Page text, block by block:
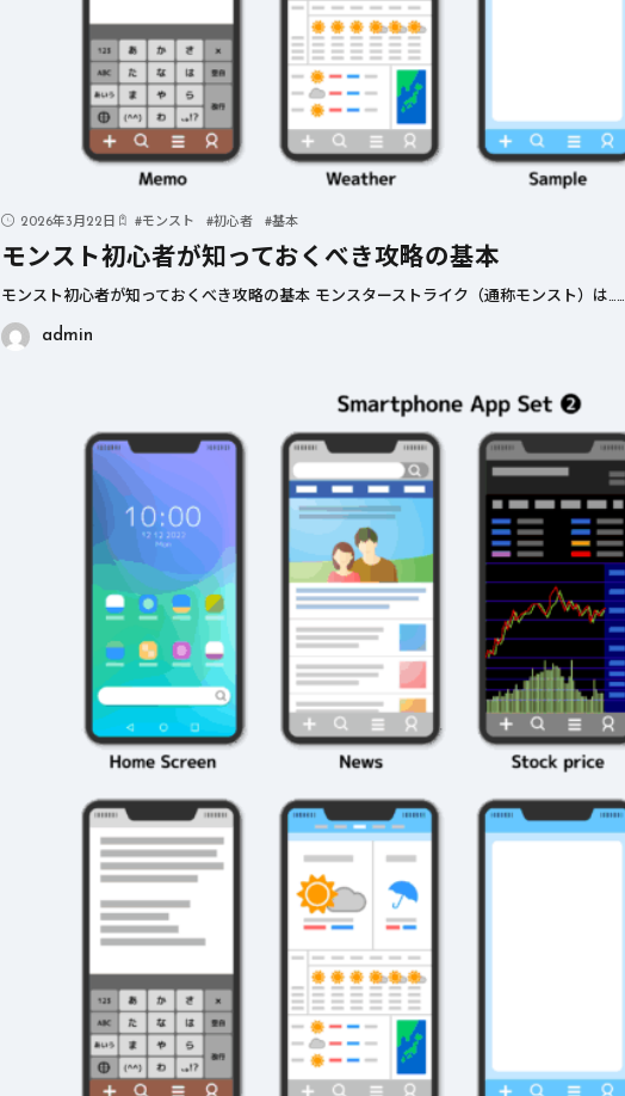
2026年3月22日 #モンスト #初心者 #基本
モンスト初心者が知っておくべき攻略の基本
モンスト初心者が知っておくべき攻略の基本 モンスターストライク（通称モンスト）は……
admin